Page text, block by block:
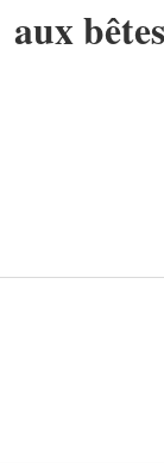
aux